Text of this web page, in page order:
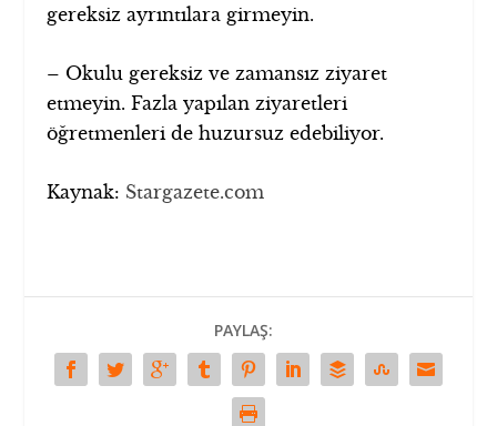
gereksiz ayrıntılara girmeyin.
– Okulu gereksiz ve zamansız ziyaret
etmeyin. Fazla yapılan ziyaretleri
öğretmenleri de huzursuz edebiliyor.
Kaynak: Stargazete.com
PAYLAŞ: